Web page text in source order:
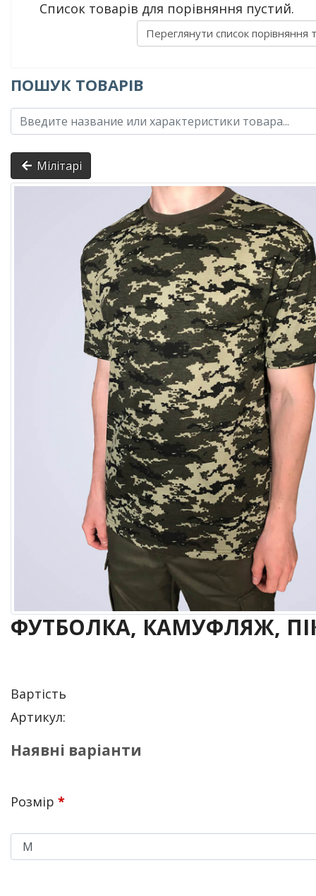
Список товарів для порівняння пустий.
Переглянути список порівняння
ПОШУК ТОВАРІВ
Мілітарі
ФУТБОЛКА, КАМУФЛЯЖ,
Вартість
Артикул:
Наявні варіанти
Розмір *